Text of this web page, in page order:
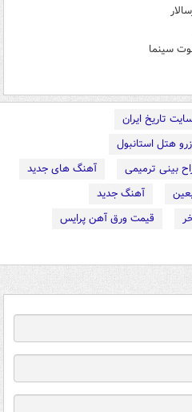
تاریخ ایران
هتل استانبول
بینی ترمیمی
آهنگ های جدید
آهنگ جدید
قیمت ورق آهن پرایس